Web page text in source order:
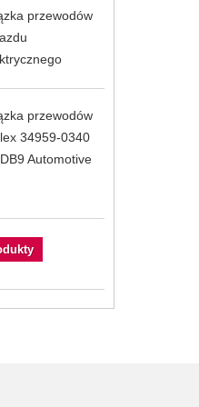
przewodów
przewodów
34959-0340
Automotive